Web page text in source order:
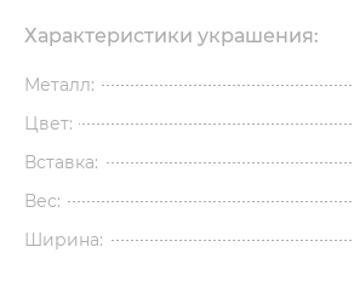
Характеристики украшения:
Металл:
Цвет:
Вставка:
Вес:
Ширина: